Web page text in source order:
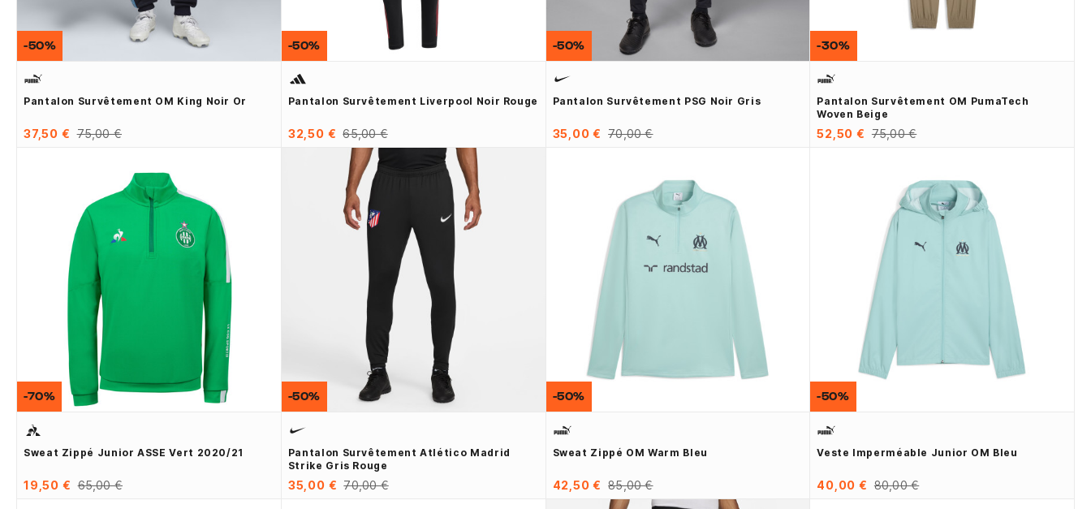
Pantalon Survêtement OM King Noir Or
37,50 € 75,00 €
-50%
Pantalon Survêtement Liverpool Noir Rouge
32,50 € 65,00 €
-50%
Pantalon Survêtement PSG Noir Gris
35,00 € 70,00 €
-50%
Pantalon Survêtement OM PumaTech
Woven Beige
52,50 € 75,00 €
-30%
Sweat Zippé Junior ASSE Vert 2020/21
19,50 € 65,00 €
-70%
Pantalon Survêtement Atlético Madrid
Strike Gris Rouge
35,00 € 70,00 €
-50%
Sweat Zippé OM Warm Bleu
42,50 € 85,00 €
-50%
Veste Imperméable Junior OM Bleu
40,00 € 80,00 €
-50%